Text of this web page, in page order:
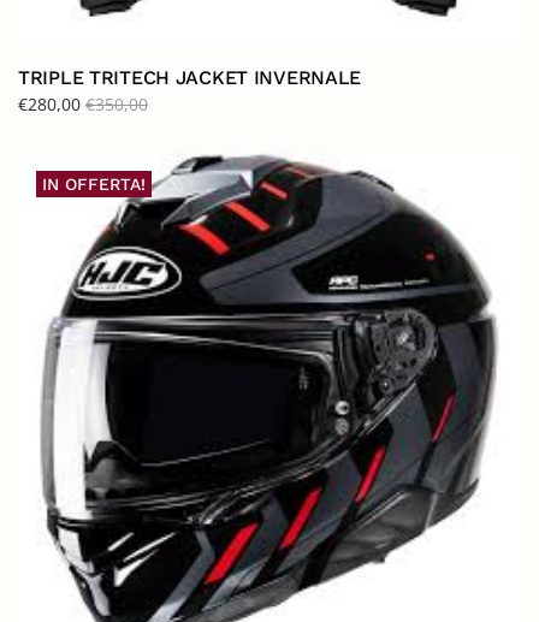
TRIPLE TRITECH JACKET INVERNALE
€280,00 €350,00
IN OFFERTA!